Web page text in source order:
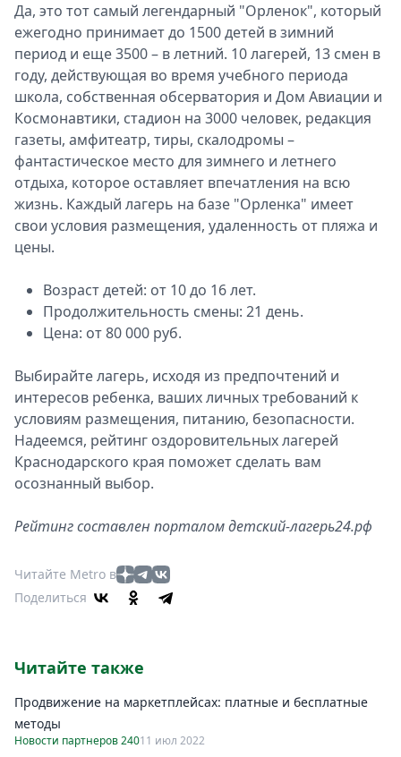
Да, это тот самый легендарный "Орленок", который
ежегодно принимает до 1500 детей в зимний
период и еще 3500 – в летний. 10 лагерей, 13 смен в
году, действующая во время учебного периода
школа, собственная обсерватория и Дом Авиации и
Космонавтики, стадион на 3000 человек, редакция
газеты, амфитеатр, тиры, скалодромы –
фантастическое место для зимнего и летнего
отдыха, которое оставляет впечатления на всю
жизнь. Каждый лагерь на базе "Орленка" имеет
свои условия размещения, удаленность от пляжа и
цены.
Возраст детей: от 10 до 16 лет.
Продолжительность смены: 21 день.
Цена: от 80 000 руб.
Выбирайте лагерь, исходя из предпочтений и
интересов ребенка, ваших личных требований к
условиям размещения, питанию, безопасности.
Надеемся, рейтинг оздоровительных лагерей
Краснодарского края поможет сделать вам
осознанный выбор.
Рейтинг составлен порталом детский-лагерь24.рф
Читайте Metro в
Поделиться
Читайте также
Продвижение на маркетплейсах: платные и бесплатные
методы
Новости партнеров 24011 июл 2022